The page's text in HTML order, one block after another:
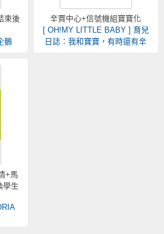
束後
鵝
辛賈中心+信號機組寶寶化
[ OH!MY LITTLE BABY ] 育兒
日誌：我和寶寶，有時還有辛
+馬
學生